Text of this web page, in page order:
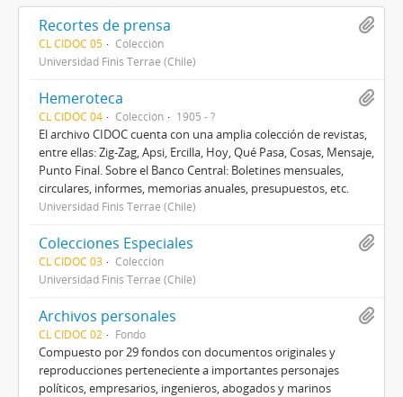
Recortes de prensa
CL CIDOC 05
Colección
Universidad Finis Terrae (Chile)
Hemeroteca
CL CIDOC 04 Colección 1905 - ?
El archivo CIDOC cuenta con una amplia colección de revistas,
entre ellas: Zig-Zag, Apsi, Ercilla, Hoy, Qué Pasa, Cosas, Mensaje,
Punto Final. Sobre el Banco Central: Boletines mensuales,
circulares, informes, memorias anuales, presupuestos, etc.
Universidad Finis Terrae (Chile)
Colecciones Especiales
CL CIDOC 03
Colección
Universidad Finis Terrae (Chile)
Archivos personales
CL CIDOC 02 Fondo
Compuesto por 29 fondos con documentos originales y
reproducciones perteneciente a importantes personajes
políticos, empresarios, ingenieros, abogados y marinos